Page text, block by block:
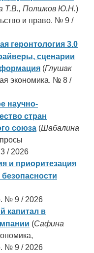
Т.В., Полшков Ю.Н.)
и право. № 9 /
геронтология 3.0
сценарии
(Глушак
экономика. № 8 /
научно-
стран
союза (Шабалина
/ 2026
и приоритезация
№ 9 / 2026
капитал в
(Сафина
№ 9 / 2026